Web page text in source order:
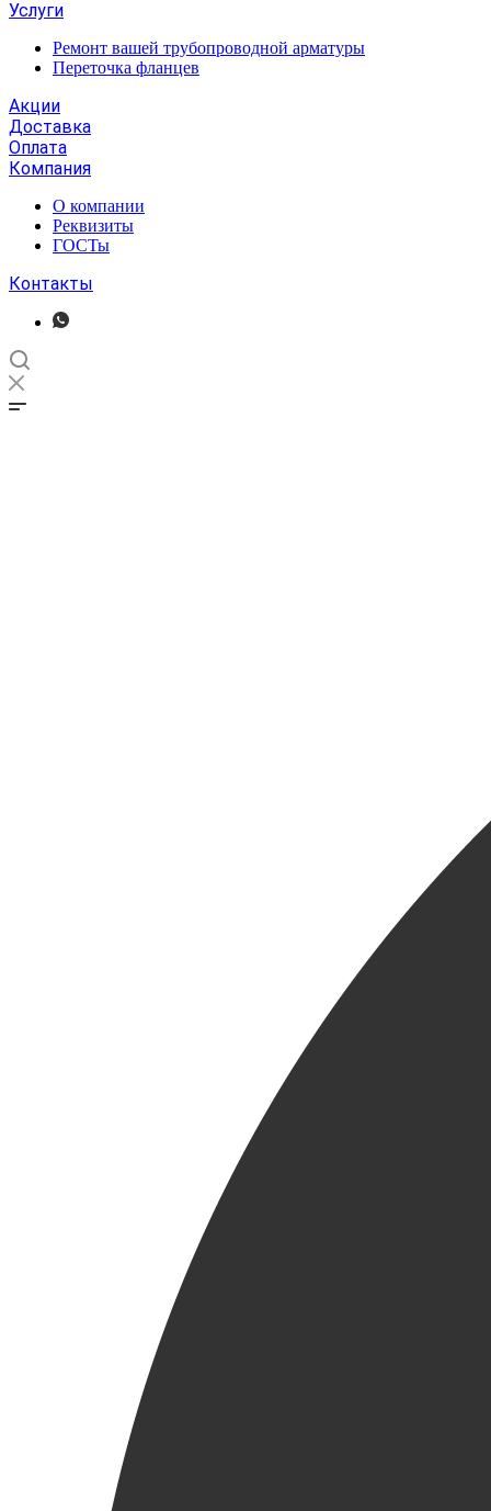
Услуги
Ремонт вашей трубопроводной арматуры
Переточка фланцев
Акции
Доставка
Оплата
Компания
О компании
Реквизиты
ГОСТы
Контакты